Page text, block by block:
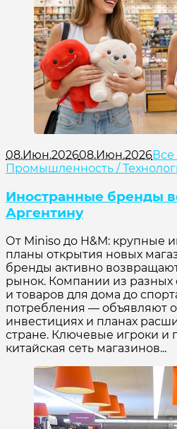
08.Июн.202608.Июн.2026Все
Промышленность /
Иностранные бренды
Аргентину
От Miniso до H&M: крупные
планы открытия новых
бренды активно
рынок. Компании из
и товаров для дома до
потребления — объявляют
инвестициях и планах
стране. Ключевые игроки и
китайская сеть магазинов...